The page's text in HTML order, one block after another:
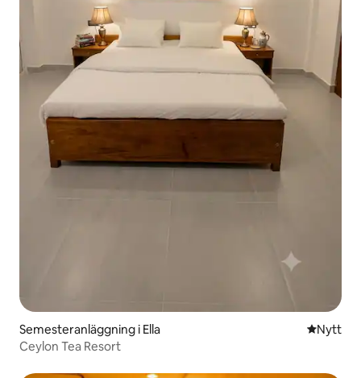
Semesteranläggning i Ella NyttNytt
Ceylon Tea Resort